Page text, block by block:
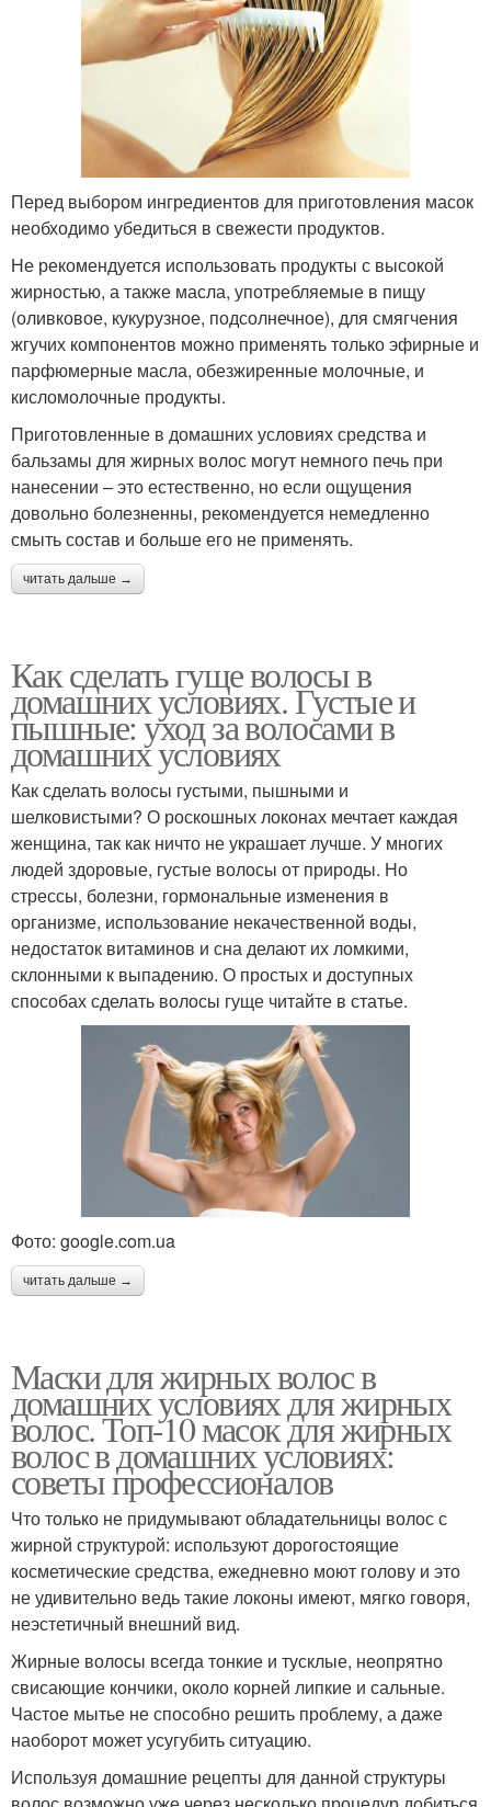
Перед выбором ингредиентов для приготовления масок
необходимо убедиться в свежести продуктов.
Не рекомендуется использовать продукты с высокой
жирностью, а также масла, употребляемые в пищу
(оливковое, кукурузное, подсолнечное), для смягчения
жгучих компонентов можно применять только эфирные и
парфюмерные масла, обезжиренные молочные, и
кисломолочные продукты.
Приготовленные в домашних условиях средства и
бальзамы для жирных волос могут немного печь при
нанесении – это естественно, но если ощущения
довольно болезненны, рекомендуется немедленно
смыть состав и больше его не применять.
читать дальше →
Как сделать гуще волосы в
домашних условиях. Густые и
пышные: уход за волосами в
домашних условиях
Как сделать волосы густыми, пышными и
шелковистыми? О роскошных локонах мечтает каждая
женщина, так как ничто не украшает лучше. У многих
людей здоровые, густые волосы от природы. Но
стрессы, болезни, гормональные изменения в
организме, использование некачественной воды,
недостаток витаминов и сна делают их ломкими,
склонными к выпадению. О простых и доступных
способах сделать волосы гуще читайте в статье.
Фото: google.com.ua
читать дальше →
Маски для жирных волос в
домашних условиях для жирных
волос. Топ-10 масок для жирных
волос в домашних условиях:
советы профессионалов
Что только не придумывают обладательницы волос с
жирной структурой: используют дорогостоящие
косметические средства, ежедневно моют голову и это
не удивительно ведь такие локоны имеют, мягко говоря,
неэстетичный внешний вид.
Жирные волосы всегда тонкие и тусклые, неопрятно
свисающие кончики, около корней липкие и сальные.
Частое мытье не способно решить проблему, а даже
наоборот может усугубить ситуацию.
Используя домашние рецепты для данной структуры